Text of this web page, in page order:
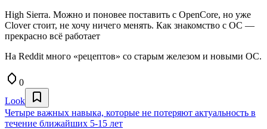
High Sierra. Можно и поновее поставить с OpenCore, но уже
Clover стоит, не хочу ничего менять. Как знакомство с ОС —
прекрасно всё работает
На Reddit много «рецептов» со старым железом и новыми ОС.
0
Look
Четыре важных навыка, которые не потеряют актуальность в
течение ближайших 5-15 лет